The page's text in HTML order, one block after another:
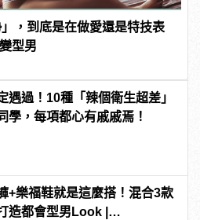
，到底是在做愛還是特技表
型男
遇過！10種「辣個衛生超差」
學，每項都心有戚戚焉！
+樂福鞋就是這麼搭！混合3款
造都會型男Look |